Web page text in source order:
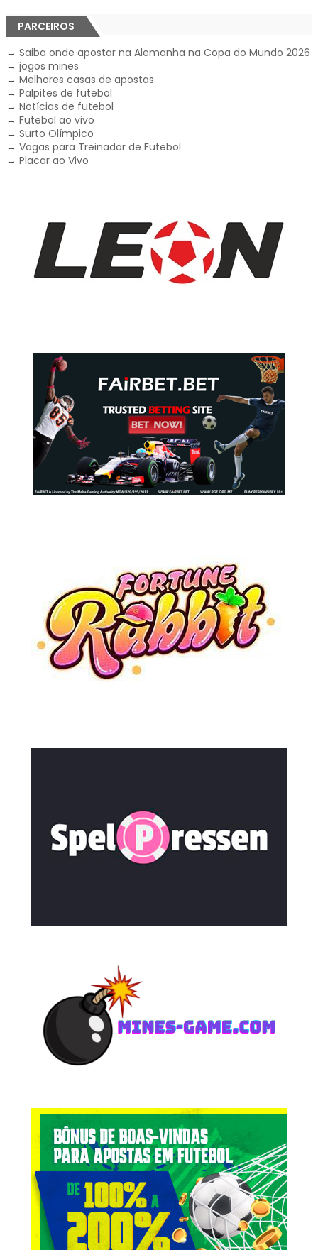
PARCEIROS
→ Saiba onde apostar na Alemanha na Copa do Mundo 2026
→ jogos mines
→ Melhores casas de apostas
→ Palpites de futebol
→ Notícias de futebol
→ Futebol ao vivo
→ Surto Olímpico
→ Vagas para Treinador de Futebol
→ Placar ao Vivo